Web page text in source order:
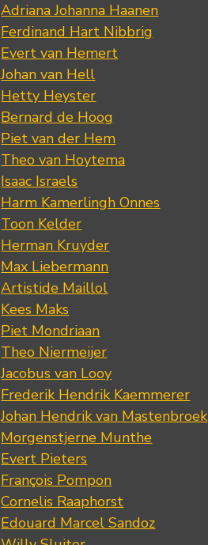
Adriana Johanna Haanen
Ferdinand Hart Nibbrig
Evert van Hemert
Johan van Hell
Hetty Heyster
Bernard de Hoog
Piet van der Hem
Theo van Hoytema
Isaac Israels
Harm Kamerlingh Onnes
Toon Kelder
Herman Kruyder
Max Liebermann
Artistide Maillol
Kees Maks
Piet Mondriaan
Theo Niermeijer
Jacobus van Looy
Frederik Hendrik Kaemmerer
Johan Hendrik van Mastenbroek
Morgenstjerne Munthe
Evert Pieters
François Pompon
Cornelis Raaphorst
Edouard Marcel Sandoz